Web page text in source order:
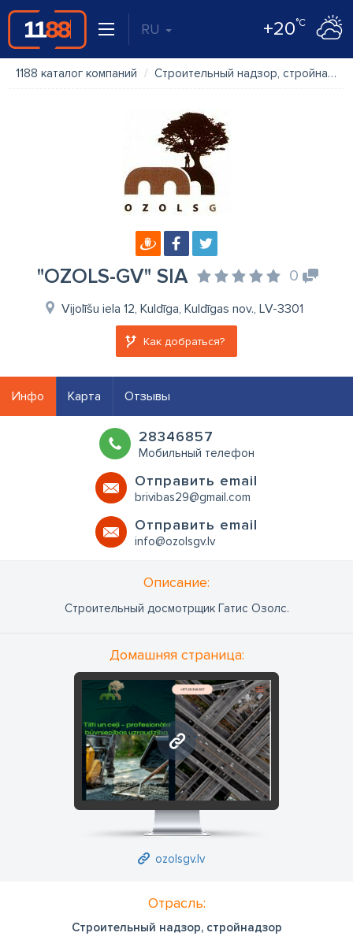
RU +20°C
1188 каталог компаний Строительный надзор, стройнадзор
"OZOLS-GV" SIA 0
Vijolīšu iela 12, Kuldīga, Kuldīgas nov., LV-3301
Как добраться?
Инфо Карта Отзывы
28346857
Мобильный телефон
Oтправить email
brivibas29@gmail.com
Oтправить email
info@ozolsgv.lv
Oписание:
Строительный досмотрщик Гатис Озолс.
Домашняя страница:
ozolsgv.lv
ozolsgv.lv
Отрасль:
Строительный надзор, стройнадзор